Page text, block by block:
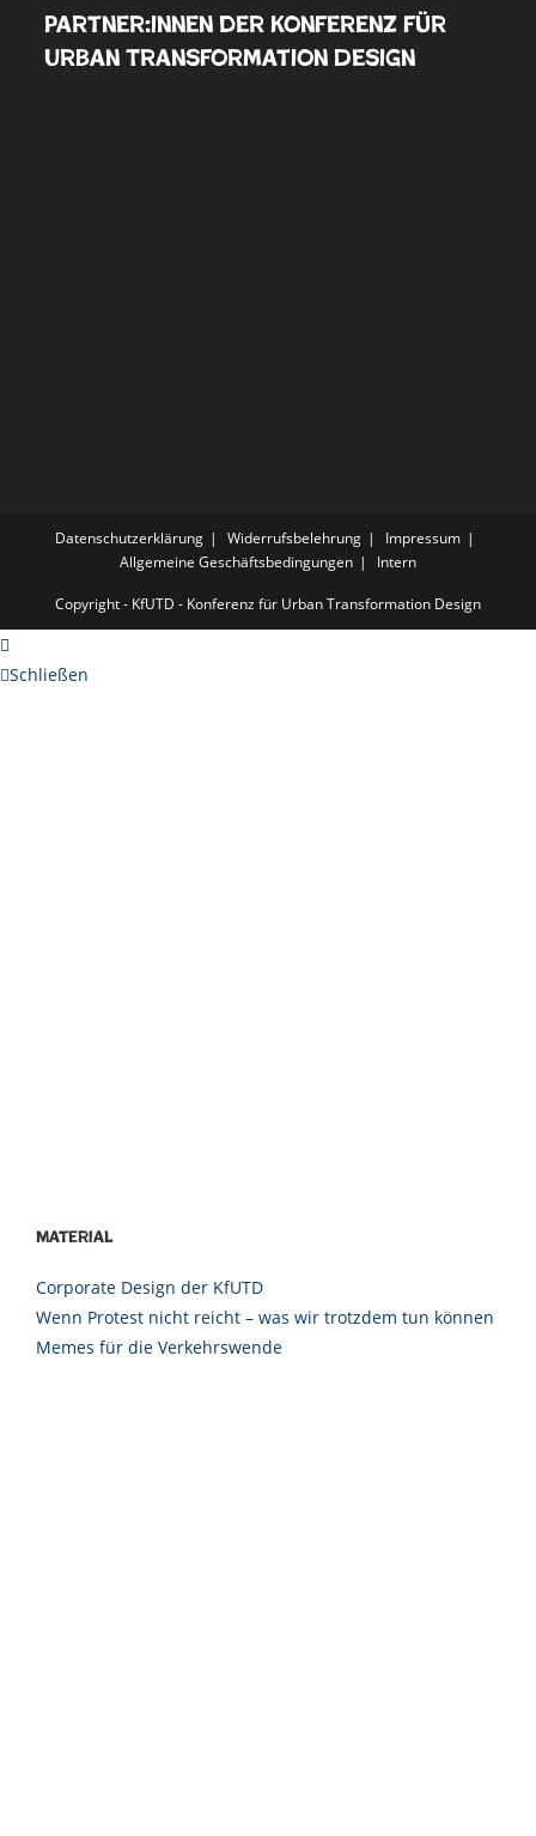
Partner:innen der Konferenz für
Urban Transformation Design
Datenschutzerklärung Widerrufsbelehrung
Impressum
Allgemeine Geschäftsbedingungen
Intern
Copyright - KfUTD - Konferenz für Urban Transformation Design
Schließen
Material
Corporate Design der KfUTD
Wenn Protest nicht reicht – was wir trotzdem tun können
Memes für die Verkehrswende